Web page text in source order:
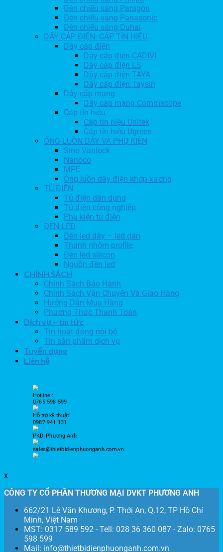
Đèn chiếu sáng Paragon
Đèn chiếu sáng Panasonic
Đèn chiếu sáng Duhal
DÂY CÁP ĐIỆN- CÁP TÍN HIỆU
Dây cáp điện
Dây cáp điện CADIVI
Dây cáp điện LS
Dây cáp điện TAYA
Dây cáp điện Taysin
Dây cáp mạng
Dây cáp mạng Commscope
Cáp tín hiệu
Cáp tín hiệu Unitek
Cáp tín hiệu Ugreen
ỐNG LUỒN DÂY VÀ PHỤ KIỆN
Sino Vanlock
Nanoco
MPE
Ống luồn dây điện khớp xương
TỦ ĐIỆN
Tủ điện dân dụng
Tủ điện công nghiệp
Phụ kiện tủ điện
ĐÈN LED
Đèn led dây – led dán
Thanh nhôm profile
Đèn led silicon
Nguồn đèn led
CHÍNH SÁCH
Chính Sách Bảo Hành
Chính Sách Vận Chuyển Và Giao Hàng
Hướng Dẫn Mua Hàng
Phương Thức Thanh Toán
Dịch vụ – tin tức
Tin hoạt động nội bộ
Tin sản phẩm dịch vụ
Tuyển dụng
Liên hệ
Hotline :
0765 598 599
Hỗ trợ kỹ thuật:
0987 941 131
PKD. Phương Anh
sales@thietbidienphuonganh.com.vn
x
CÔNG TY CỔ PHẦN THƯƠNG MẠI DVKT PHƯƠNG ANH
662/21 Lê Văn Khương, P. Thới An, Q.12, TP Hồ Chí
Minh, Việt Nam
MST: 0317 589 592 - Tell: 028 36 360 087 - Zalo: 0765
598 599
Mail: info@thietbidienphuonganh.com.vn